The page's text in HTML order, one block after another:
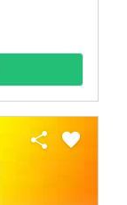
share favorite